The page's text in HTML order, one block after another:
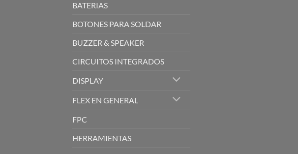
BATERIAS
BOTONES PARA SOLDAR
BUZZER & SPEAKER
CIRCUITOS INTEGRADOS
DISPLAY
FLEX EN GENERAL
FPC
HERRAMIENTAS